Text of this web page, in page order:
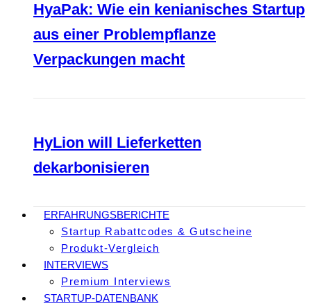
HyaPak: Wie ein kenianisches Startup
aus einer Problempflanze
Verpackungen macht
HyLion will Lieferketten
dekarbonisieren
ERFAHRUNGSBERICHTE
Startup Rabattcodes & Gutscheine
Produkt-Vergleich
INTERVIEWS
Premium Interviews
STARTUP-DATENBANK